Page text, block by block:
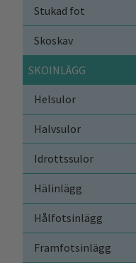
Stukad fot
Skoskav
SKOINLÄGG
Helsulor
Halvsulor
Idrottssulor
Hälinlägg
Hålfotsinlägg
Framfotsinlägg